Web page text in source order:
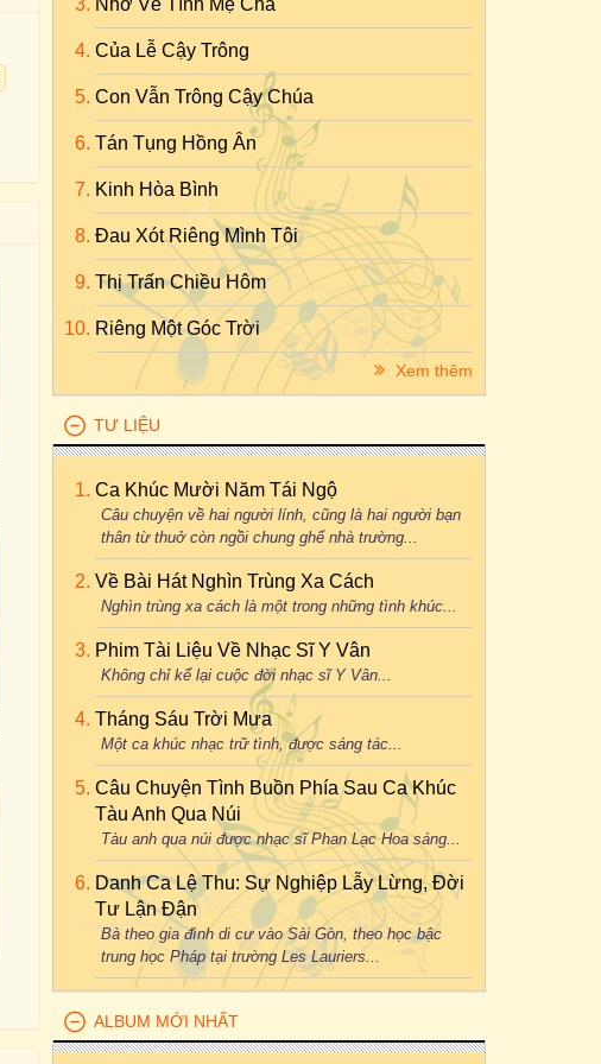
Nhớ Về Tình Mẹ Cha
Của Lễ Cậy Trông
Con Vẫn Trông Cậy Chúa
Tán Tụng Hồng Ân
Kinh Hòa Bình
Đau Xót Riêng Mình Tôi
Thị Trấn Chiều Hôm
Riêng Một Góc Trời
Xem thêm
TƯ LIỆU
Ca Khúc Mười Năm Tái Ngộ
Câu chuyện về hai người lính, cũng là hai người bạn
thân từ thuở còn ngồi chung ghế nhà trường...
Về Bài Hát Nghìn Trùng Xa Cách
Nghìn trùng xa cách là một trong những tình khúc...
Phim Tài Liệu Về Nhạc Sĩ Y Vân
Không chỉ kể lại cuộc đời nhạc sĩ Y Vân...
Tháng Sáu Trời Mưa
Một ca khúc nhạc trữ tình, được sáng tác...
Câu Chuyện Tình Buồn Phía Sau Ca Khúc
Tàu Anh Qua Núi
Tàu anh qua núi được nhạc sĩ Phan Lạc Hoa sáng...
Danh Ca Lệ Thu: Sự Nghiệp Lẫy Lừng, Đời
Tư Lận Đận
Bà theo gia đình di cư vào Sài Gòn, theo học bậc
trung học Pháp tại trường Les Lauriers...
ALBUM MỚI NHẤT